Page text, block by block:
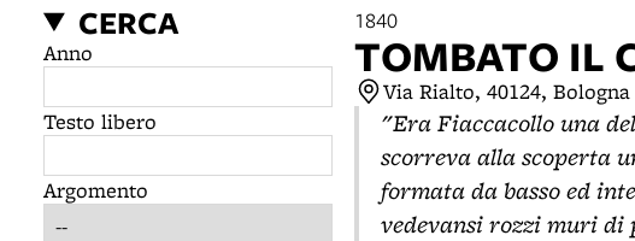
CERCA
Anno
Testo libero
Argomento
1840
TOMBATO IL
Via Rialto, 40124,
"Era Fiaccacollo una
scorreva alla scoperta
formata da basso ed
vedevansi rozzi muri di